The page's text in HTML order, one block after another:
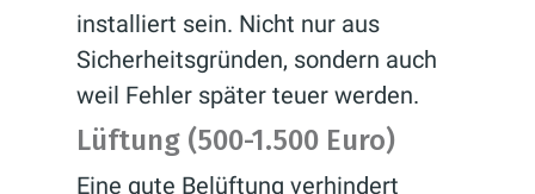
installiert sein. Nicht nur aus
Sicherheitsgründen, sondern auch
weil Fehler später teuer werden.
Lüftung (500-1.500 Euro)
Eine gute Belüftung verhindert